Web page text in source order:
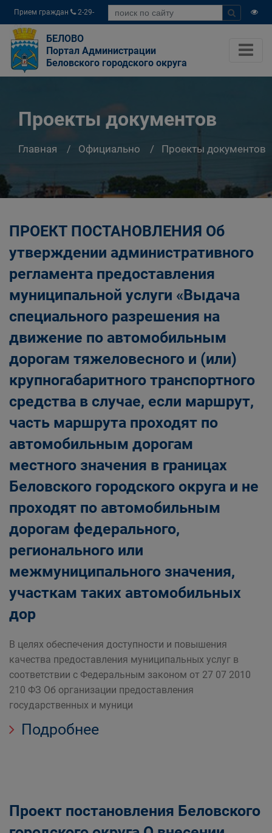
Прием граждан
2-29-
04
БЕЛОВО
Портал Администрации
Беловского городского округа
Проекты документов
Главная Официально Проекты документов
ПРОЕКТ ПОСТАНОВЛЕНИЯ Об
утверждении административного
регламента предоставления
муниципальной услуги «Выдача
специального разрешения на
движение по автомобильным
дорогам тяжеловесного и (или)
крупногабаритного транспортного
средства в случае, если маршрут,
часть маршрута проходят по
автомобильным дорогам
местного значения в границах
Беловского городского округа и не
проходят по автомобильным
дорогам федерального,
регионального или
межмуниципального значения,
участкам таких автомобильных
дор
В целях обеспечения доступности и повышения
качества предоставления муниципальных услуг в
соответствии с Федеральным законом от 27 07 2010
210 ФЗ Об организации предоставления
государственных и муници
Подробнее
Проект постановления Беловского